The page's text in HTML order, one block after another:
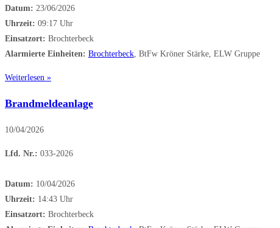
Datum: 23/06/2026
Uhrzeit: 09:17 Uhr
Einsatzort: Brochterbeck
Alarmierte Einheiten: Brochterbeck , BtFw Kröner Stärke, ELW Gruppe
Weiterlesen »
Brandmeldeanlage
10/04/2026
Lfd. Nr.: 033-2026
Datum: 10/04/2026
Uhrzeit: 14:43 Uhr
Einsatzort: Brochterbeck